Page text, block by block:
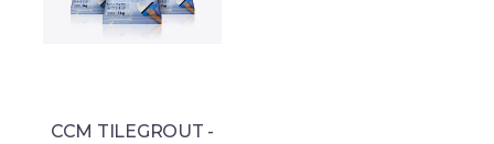
CCM TILEGROUT -